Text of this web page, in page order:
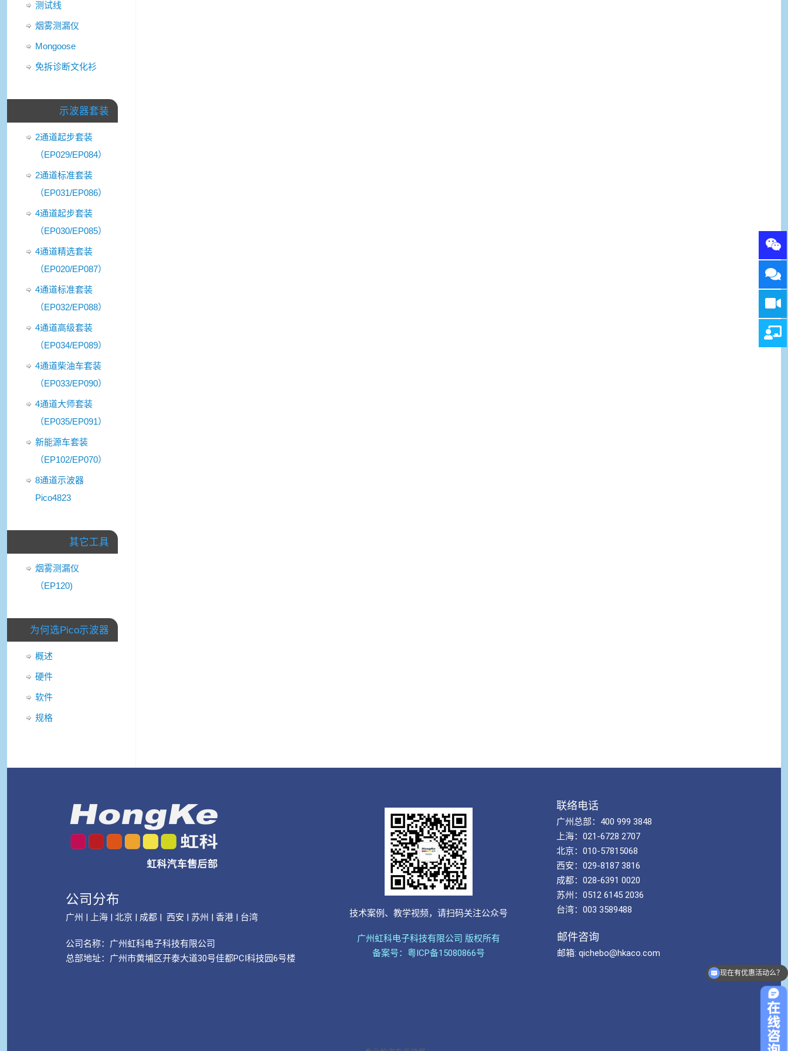
测试线
烟雾测漏仪
Mongoose
免拆诊断文化衫
示波器套装
2通道起步套装
（EP029/EP084）
2通道标准套装
（EP031/EP086）
4通道起步套装
（EP030/EP085）
4通道精选套装
（EP020/EP087）
4通道标准套装
（EP032/EP088）
4通道高级套装
（EP034/EP089）
4通道柴油车套装
（EP033/EP090）
4通道大师套装
（EP035/EP091）
新能源车套装
（EP102/EP070）
8通道示波器
Pico4823
其它工具
烟雾测漏仪
（EP120)
为何选Pico示波器
概述
硬件
软件
规格
公司分布
广州 | 上海 | 北京 | 成都 | 西安 | 苏州 | 香港 | 台湾
公司名称： 广州虹科电子科技有限公司
总部地址：广州市黄埔区开泰大道30号佳都PCI科技园6号楼
技术案例、教学视频，请扫码关注公众号
广州虹科电子科技有限公司 版权所有
备案号：粤ICP备15080866号
联络电话
广州总部：400 999 3848
上海：021-6728 2707
北京：010-57815068
西安：029-8187 3816
成都：028-6391 0020
苏州：0512 6145 2036
台湾：003 3589488
邮件咨询
邮箱: qichebo@hkaco.com
现在有优惠活动么？